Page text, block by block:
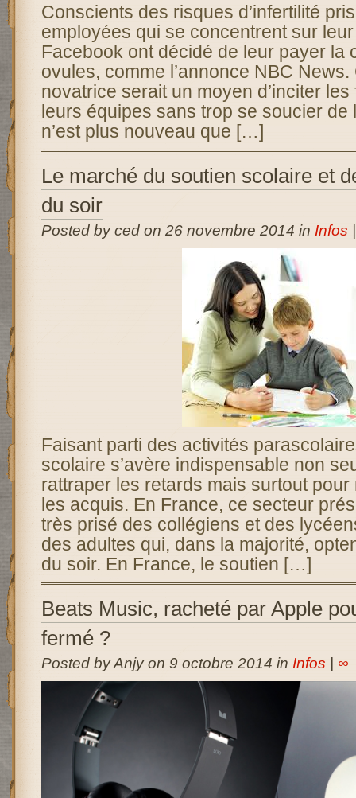
Conscients des risques d’infertilité
employées qui se concentrent sur
Facebook ont décidé de leur payer la
ovules, comme l’annonce NBC News.
novatrice serait un moyen d’inciter
leurs équipes sans trop se soucier de
n’est plus nouveau que […]
Le marché du soutien scolaire et
du soir
Posted by ced on 26 novembre 2014 in Infos
Faisant parti des activités
scolaire s’avère indispensable non
rattraper les retards mais surtout
les acquis. En France, ce secteur
très prisé des collégiens et des
des adultes qui, dans la majorité,
du soir. En France, le soutien […]
Beats Music, racheté par Apple
fermé ?
Posted by Anjy on 9 octobre 2014 in Infos | ∞